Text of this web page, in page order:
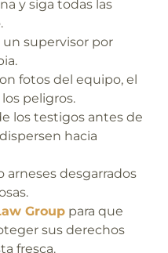
y siga todas las
un supervisor por
fotos del equipo, el
peligros.
los testigos antes de
hacia
arneses desgarrados
Group para que
sus derechos
fresca.